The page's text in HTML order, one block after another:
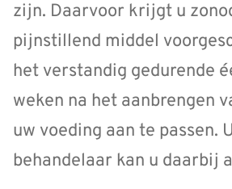
zijn. Daarvoor krijgt u
pijnstillend middel
het verstandig gedurende
weken na het aanbrengen
uw voeding aan te passen.
behandelaar kan u daarbij